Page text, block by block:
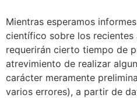
Mientras esperamos
científico sobre los recientes
requerirán cierto tiempo de
atrevimiento de realizar
carácter meramente
varios errores), a partir de